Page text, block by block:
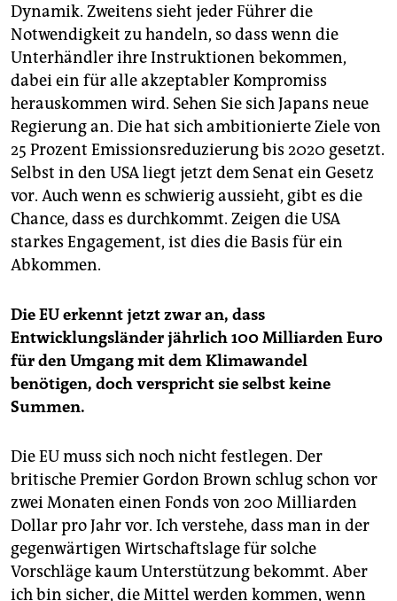
Dynamik. Zweitens sieht jeder Führer die
Notwendigkeit zu handeln, so dass wenn die
Unterhändler ihre Instruktionen bekommen,
dabei ein für alle akzeptabler Kompromiss
herauskommen wird. Sehen Sie sich Japans neue
Regierung an. Die hat sich ambitionierte Ziele von
25 Prozent Emissionsreduzierung bis 2020 gesetzt.
Selbst in den USA liegt jetzt dem Senat ein Gesetz
vor. Auch wenn es schwierig aussieht, gibt es die
Chance, dass es durchkommt. Zeigen die USA
starkes Engagement, ist dies die Basis für ein
Abkommen.
Die EU erkennt jetzt zwar an, dass
Entwicklungsländer jährlich 100 Milliarden Euro
für den Umgang mit dem Klimawandel
benötigen, doch verspricht sie selbst keine
Summen.
Die EU muss sich noch nicht festlegen. Der
britische Premier Gordon Brown schlug schon vor
zwei Monaten einen Fonds von 200 Milliarden
Dollar pro Jahr vor. Ich verstehe, dass man in der
gegenwärtigen Wirtschaftslage für solche
Vorschläge kaum Unterstützung bekommt. Aber
ich bin sicher, die Mittel werden kommen, wenn